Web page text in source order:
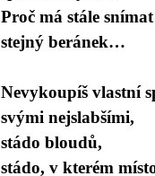
Proč má stále
stejný beránek…
Nevykoupíš vlastní
svými nejslabšími,
stádo bloudů,
stádo, v kterém